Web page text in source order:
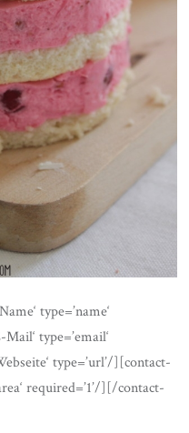
type=’name‘
type=’email‘
type=’url’/][contact-
required=’1’/][/contact-